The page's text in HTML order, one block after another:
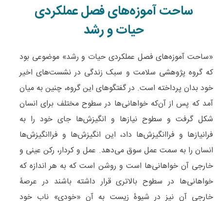
ساحت آموزه‌های فصل عملکردی
حیات و رشد
«ساحت آموزه‌های فصل عملکردی حیات و رشد» موضوعی بود
که گروه پژوهشی سلامت و سبک زندگی در نشست‌های اخیر
خود بدان پرداخته است. در گفتگوهای این گروه، چنین به میان
آمد که پس از آن‌که خواهانی‌ها در سطوح مختلف برای انسان
شکل گرفت و سطوح نیازها و انگیزش‌ها جای خود را به
فرانیازها و فراانگیزش‌ها داد، این انگیزش‌ها و فراانگیزش‌ها
انسان را به سمت عمل سوق می‌دهد. عمل و کردار، رکن عینی و
خارجی آن خواهانی‌ها است و روشن است که به هر اندازه که
خواهانی‌ها در سطوح بالاتری قرار داشته باشند در عرصۀ
خارجی آن نیز در شیوۀ زیست به آن «خودی» ناب خود